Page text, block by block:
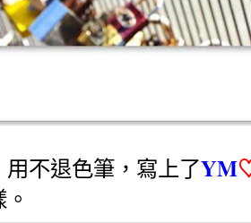
不退色筆，寫上了YM